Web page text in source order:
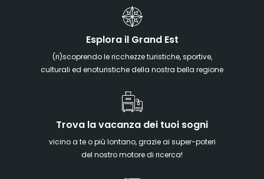
Esplora il Grand Est
(ri)scoprendo le ricchezze turistiche, sportive,
culturali ed enoturistiche della nostra bella regione
Trova la vacanza dei tuoi sogni
vicino a te o più lontano, grazie ai super-poteri
del nostro motore di ricerca!